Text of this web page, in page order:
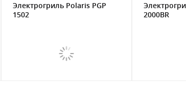
Электрогриль Polaris PGP
1502
2000BR